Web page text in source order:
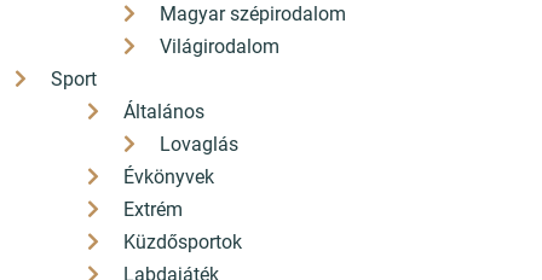
Magyar szépirodalom
Világirodalom
Sport
Általános
Lovaglás
Évkönyvek
Extrém
Küzdősportok
Labdajáték